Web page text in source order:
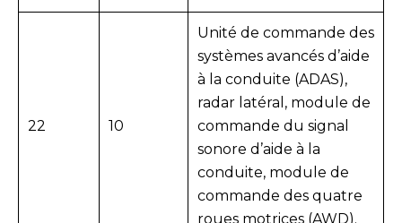
22 10
Unité de commande des
systèmes avancés d’aide
à la conduite (ADAS),
radar latéral, module de
commande du signal
sonore d’aide à la
conduite, module de
commande des quatre
roues motrices (AWD).